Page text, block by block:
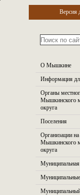
О Мышкине
Информация
Органы
Мышкинского
округа
Поселения
Организации
Мышкинского
округа
Версия